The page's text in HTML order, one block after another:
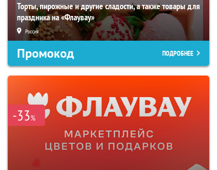
Торты, пирожные и другие сладости, а также товары для
праздника на «Флаувау»
Россия
Промокод ПОДРОБНЕЕ
-33%